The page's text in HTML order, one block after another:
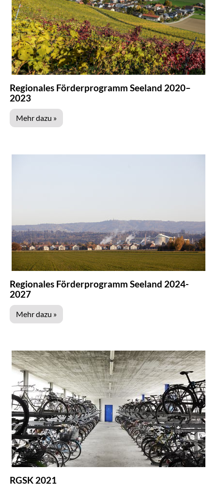
Regionales Förderprogramm Seeland 2020–
2023
Mehr dazu »
Regionales Förderprogramm Seeland 2024-
2027
Mehr dazu »
RGSK 2021